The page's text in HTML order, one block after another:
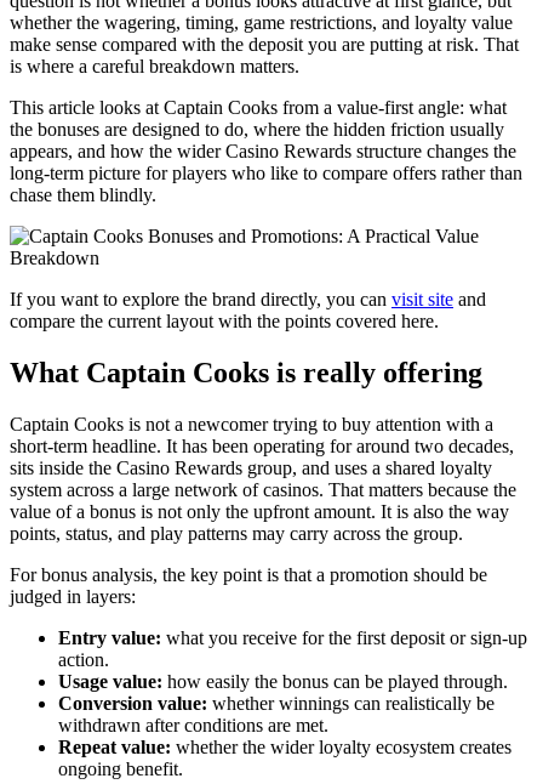
whether the wagering, timing, game restrictions, and loyalty value
make sense compared with the deposit you are putting at risk. That
is where a careful breakdown matters.
This article looks at Captain Cooks from a value-first angle: what
the bonuses are designed to do, where the hidden friction usually
appears, and how the wider Casino Rewards structure changes the
long-term picture for players who like to compare offers rather than
chase them blindly.
If you want to explore the brand directly, you can visit site and
compare the current layout with the points covered here.
What Captain Cooks is really offering
Captain Cooks is not a newcomer trying to buy attention with a
short-term headline. It has been operating for around two decades,
sits inside the Casino Rewards group, and uses a shared loyalty
system across a large network of casinos. That matters because the
value of a bonus is not only the upfront amount. It is also the way
points, status, and play patterns may carry across the group.
For bonus analysis, the key point is that a promotion should be
judged in layers:
Entry value: what you receive for the first deposit or sign-up
action.
Usage value: how easily the bonus can be played through.
Conversion value: whether winnings can realistically be
withdrawn after conditions are met.
Repeat value: whether the wider loyalty ecosystem creates
ongoing benefit.